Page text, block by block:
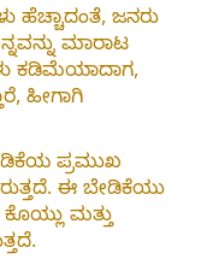
ಹೆಚ್ಚಾದಂತೆ, ಜನರು
ಮಾರಾಟ
ಕಡಿಮೆಯಾದಾಗ,
ಹೀಗಾಗಿ
ಪ್ರಮುಖ
ಈ ಬೇಡಿಕೆಯು
ಮತ್ತು